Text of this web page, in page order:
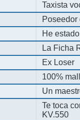
Taxista
He
La Ficha
Ex Loser
100%
Un
Te toca
KV.550